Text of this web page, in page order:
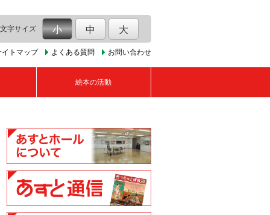
文字サイズ 小 中 大
イトマップ よくある質問 お問い合わせ
絵本の活動